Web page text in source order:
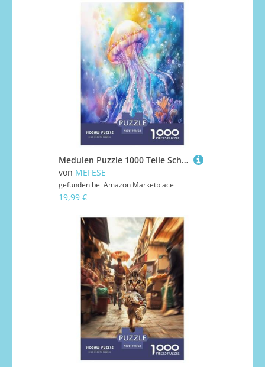
Medulen Puzzle 1000 Teile Schwer Puzzle Spielzeug Pädagogisches Spiel Impossible Herausforderung Spielzeug Für Erwachsene Und Kinder Ab 14 Jahren 70x50cm/1000pcs
von MEFESE
gefunden bei Amazon Marketplace
19,99 €